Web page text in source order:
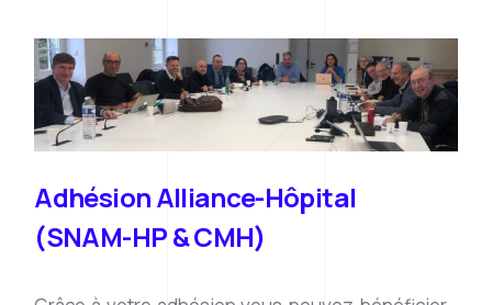
Adhésion Alliance-Hôpital
(SNAM-HP & CMH)